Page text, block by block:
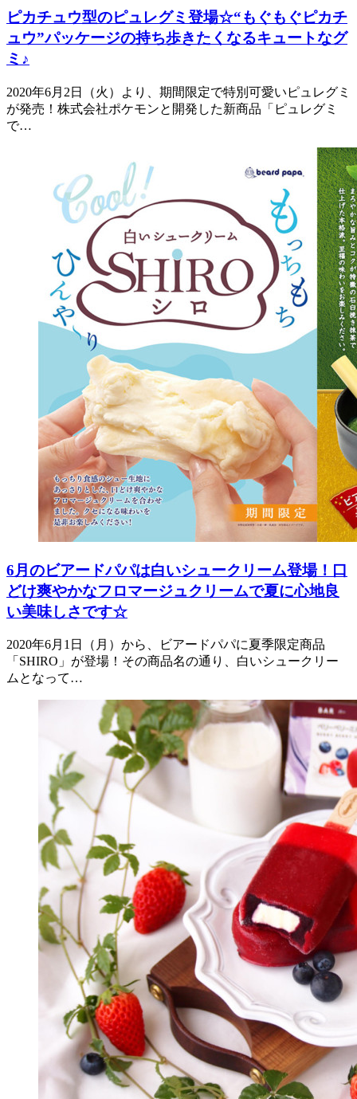
ピカチュウ型のピュレグミ登場☆“もぐもぐピカチ
ュウ”パッケージの持ち歩きたくなるキュートなグ
ミ♪
2020年6月2日（火）より、期間限定で特別可愛いピュレグミ
が発売！株式会社ポケモンと開発した新商品「ピュレグミ
で…
6月のビアードパパは白いシュークリーム登場！口
どけ爽やかなフロマージュクリームで夏に心地良
い美味しさです☆
2020年6月1日（月）から、ビアードパパに夏季限定商品
「SHIRO」が登場！その商品名の通り、白いシュークリー
ムとなって…